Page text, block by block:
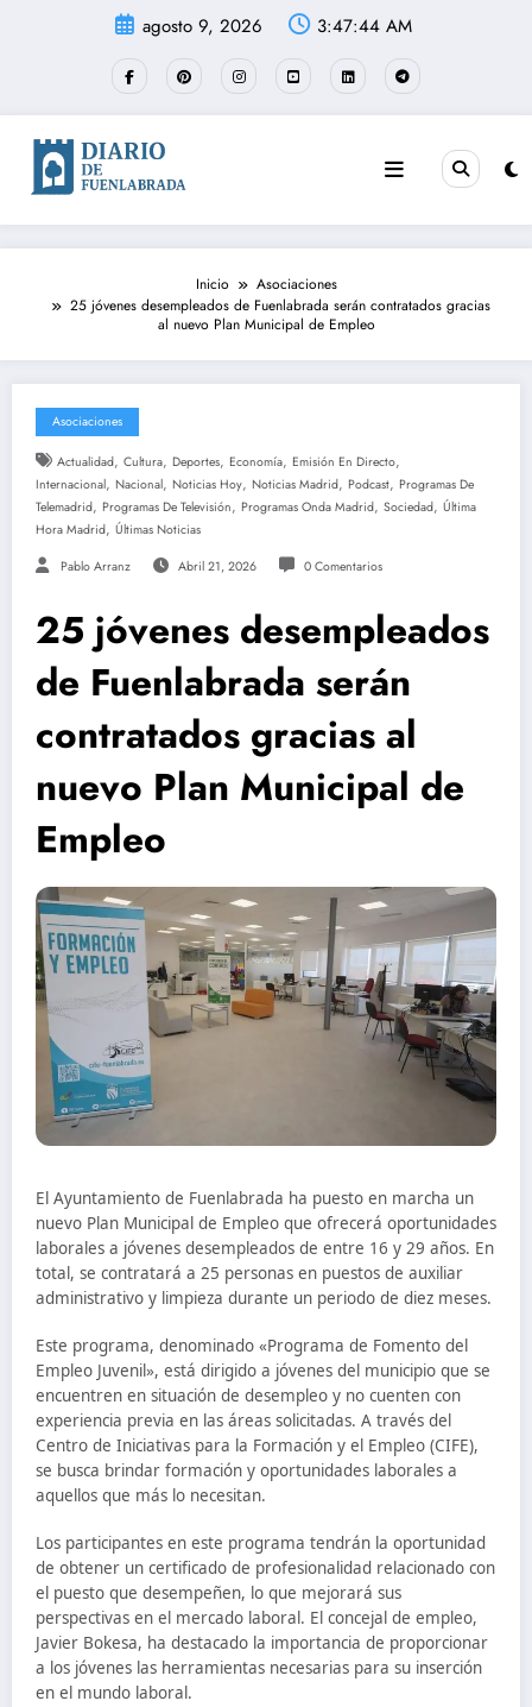
agosto 9, 2026 3:47:44 AM
Inicio
Asociaciones
25 jóvenes desempleados de Fuenlabrada serán contratados gracias
al nuevo Plan Municipal de Empleo
Asociaciones
Actualidad, Cultura, Deportes, Economía, Emisión En Directo,
Internacional, Nacional, Noticias Hoy, Noticias Madrid, Podcast, Programas De
Telemadrid, Programas De Televisión, Programas Onda Madrid, Sociedad, Última
Hora Madrid, Últimas Noticias
Pablo Arranz Abril 21, 2026 0 Comentarios
25 jóvenes desempleados
de Fuenlabrada serán
contratados gracias al
nuevo Plan Municipal de
Empleo
El Ayuntamiento de Fuenlabrada ha puesto en marcha un
nuevo Plan Municipal de Empleo que ofrecerá oportunidades
laborales a jóvenes desempleados de entre 16 y 29 años. En
total, se contratará a 25 personas en puestos de auxiliar
administrativo y limpieza durante un periodo de diez meses.
Este programa, denominado «Programa de Fomento del
Empleo Juvenil», está dirigido a jóvenes del municipio que se
encuentren en situación de desempleo y no cuenten con
experiencia previa en las áreas solicitadas. A través del
Centro de Iniciativas para la Formación y el Empleo (CIFE),
se busca brindar formación y oportunidades laborales a
aquellos que más lo necesitan.
Los participantes en este programa tendrán la oportunidad
de obtener un certificado de profesionalidad relacionado con
el puesto que desempeñen, lo que mejorará sus
perspectivas en el mercado laboral. El concejal de empleo,
Javier Bokesa, ha destacado la importancia de proporcionar
a los jóvenes las herramientas necesarias para su inserción
en el mundo laboral.